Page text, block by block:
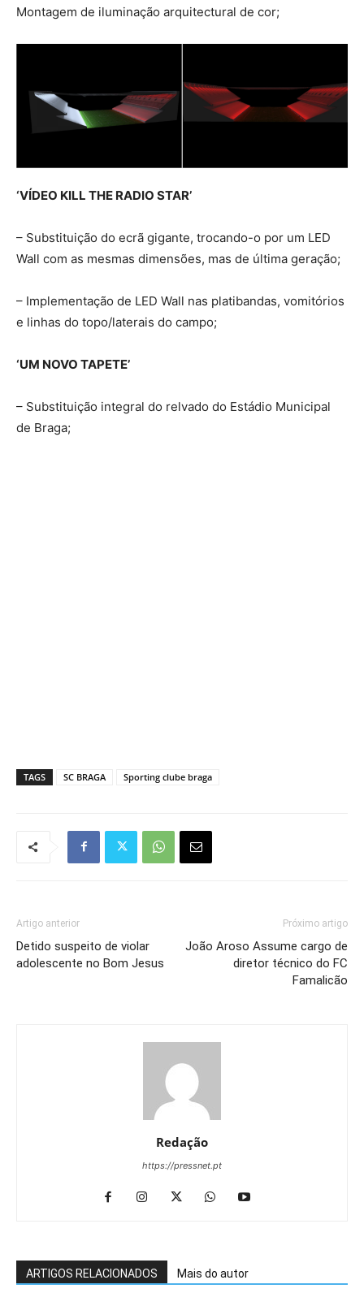
Montagem de iluminação arquitectural de cor;
‘VÍDEO KILL THE RADIO STAR’
– Substituição do ecrã gigante, trocando-o por um LED
Wall com as mesmas dimensões, mas de última geração;
– Implementação de LED Wall nas platibandas, vomitórios
e linhas do topo/laterais do campo;
‘UM NOVO TAPETE’
– Substituição integral do relvado do Estádio Municipal
de Braga;
TAGS SC BRAGA Sporting clube braga
Artigo anterior
Detido suspeito de violar
adolescente no Bom Jesus
Próximo artigo
João Aroso Assume cargo de
diretor técnico do FC
Famalicão
Redação
https://pressnet.pt
ARTIGOS RELACIONADOS Mais do autor